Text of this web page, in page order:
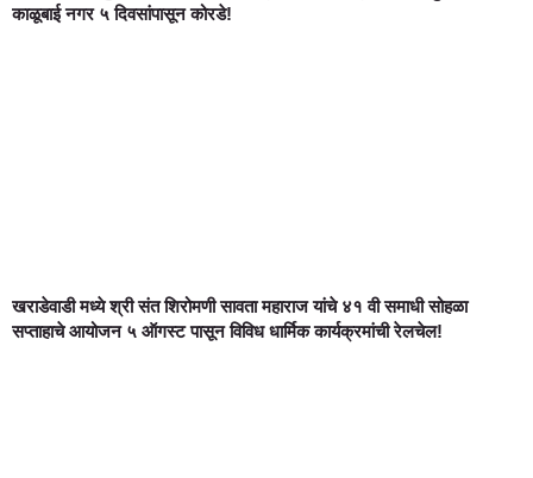
काळूबाई नगर ५ दिवसांपासून कोरडे!
खराडेवाडी मध्ये श्री संत शिरोमणी सावता महाराज यांचे ४१ वी समाधी सोहळा
सप्ताहाचे आयोजन ५ ऑगस्ट पासून विविध धार्मिक कार्यक्रमांची रेलचेल!